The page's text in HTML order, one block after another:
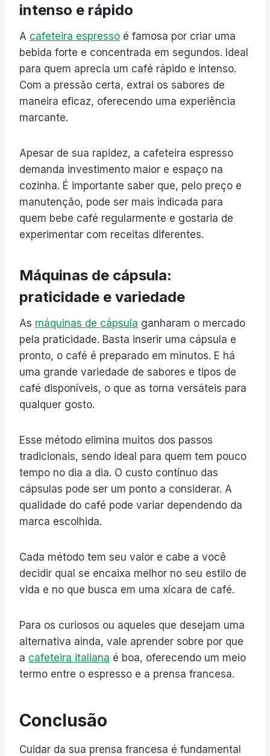
intenso e rápido
A cafeteira espresso é famosa por criar uma
bebida forte e concentrada em segundos. Ideal
para quem aprecia um café rápido e intenso.
Com a pressão certa, extrai os sabores de
maneira eficaz, oferecendo uma experiência
marcante.
Apesar de sua rapidez, a cafeteira espresso
demanda investimento maior e espaço na
cozinha. É importante saber que, pelo preço e
manutenção, pode ser mais indicada para
quem bebe café regularmente e gostaria de
experimentar com receitas diferentes.
Máquinas de cápsula:
praticidade e variedade
As máquinas de cápsula ganharam o mercado
pela praticidade. Basta inserir uma cápsula e
pronto, o café é preparado em minutos. E há
uma grande variedade de sabores e tipos de
café disponíveis, o que as torna versáteis para
qualquer gosto.
Esse método elimina muitos dos passos
tradicionais, sendo ideal para quem tem pouco
tempo no dia a dia. O custo contínuo das
cápsulas pode ser um ponto a considerar. A
qualidade do café pode variar dependendo da
marca escolhida.
Cada método tem seu valor e cabe a você
decidir qual se encaixa melhor no seu estilo de
vida e no que busca em uma xícara de café.
Para os curiosos ou aqueles que desejam uma
alternativa ainda, vale aprender sobre por que
a cafeteira italiana é boa, oferecendo um meio
termo entre o espresso e a prensa francesa.
Conclusão
Cuidar da sua prensa francesa é fundamental